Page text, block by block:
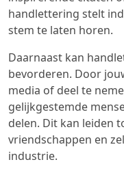
handlettering stelt
stem te laten horen.
Daarnaast kan
bevorderen. Door
media of deel te
gelijkgestemde
delen. Dit kan leiden
vriendschappen en
industrie.